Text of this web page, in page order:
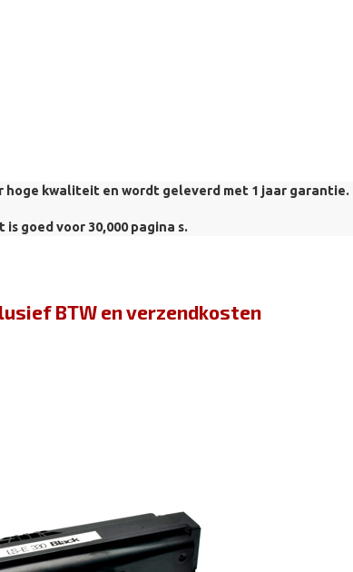
hoge kwaliteit en wordt geleverd met 1 jaar garantie.
is goed voor 30,000 pagina s.
BTW en verzendkosten